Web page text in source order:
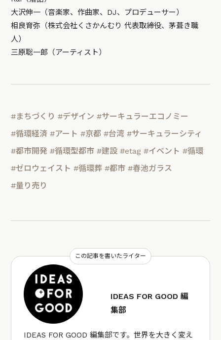
大沢伸一（音楽家、作曲家、DJ、プロデューサー）
相良育弥（株式会社くさかんむり 代表取締役、茅葺き職
人）
三原聡一郎（アーティスト）
#まちづくり #デザイン #サーキュラーエコノミー
#循環経済 #アート #京都 #台湾 #サーキュラーシティ
#都市開発 #循環型都市 #建設 #etag #イベント #循環
#ゼロウェイスト #循環葬 #都市 #春池ガラス
#量り売り
この記事を書いたライター
IDEAS FOR GOOD 編
集部
IDEAS FOR GOOD 編集部です。世界を大きく変え